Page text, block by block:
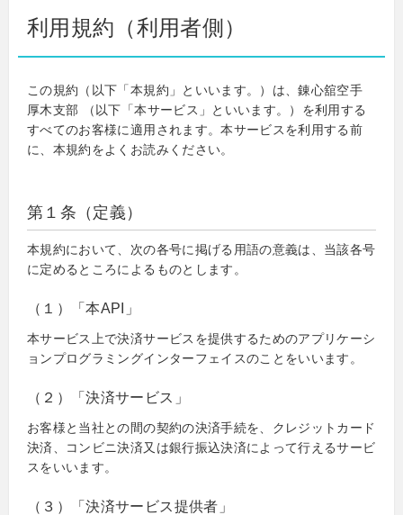
利用規約（利用者側）
この規約（以下「本規約」といいます。）は、錬心舘空手
厚木支部 （以下「本サービス」といいます。）を利用する
すべてのお客様に適用されます。本サービスを利用する前
に、本規約をよくお読みください。
第１条（定義）
本規約において、次の各号に掲げる用語の意義は、当該各号
に定めるところによるものとします。
（１）「本API」
本サービス上で決済サービスを提供するためのアプリケーシ
ョンプログラミングインターフェイスのことをいいます。
（２）「決済サービス」
お客様と当社との間の契約の決済手続を、クレジットカード
決済、コンビニ決済又は銀行振込決済によって行えるサービ
スをいいます。
（３）「決済サービス提供者」